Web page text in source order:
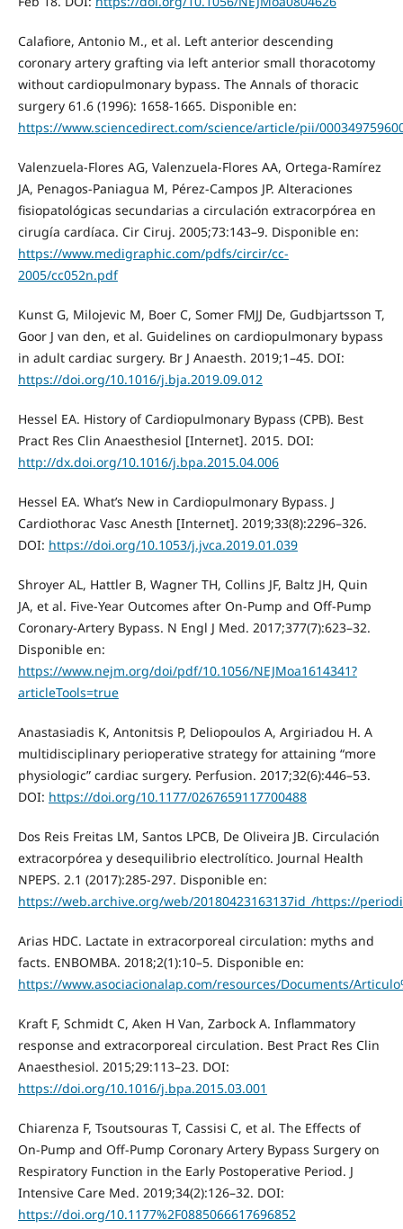
Calafiore, Antonio M., et al. Left anterior descending
coronary artery grafting via left anterior small thoracotomy
without cardiopulmonary bypass. The Annals of thoracic
surgery 61.6 (1996): 1658-1665. Disponible en:
https://www.sciencedirect.com/science/article/pii/
Valenzuela-Flores AG, Valenzuela-Flores AA, Ortega-Ramírez
JA, Penagos-Paniagua M, Pérez-Campos JP. Alteraciones
fisiopatológicas secundarias a circulación extracorpórea en
cirugía cardíaca. Cir Ciruj. 2005;73:143–9. Disponible en:
https://www.medigraphic.com/pdfs/circir/cc-
2005/cc052n.pdf
Kunst G, Milojevic M, Boer C, Somer FMJJ De, Gudbjartsson T,
Goor J van den, et al. Guidelines on cardiopulmonary bypass
in adult cardiac surgery. Br J Anaesth. 2019;1–45. DOI:
https://doi.org/10.1016/j.bja.2019.09.012
Hessel EA. History of Cardiopulmonary Bypass (CPB). Best
Pract Res Clin Anaesthesiol [Internet]. 2015. DOI:
http://dx.doi.org/10.1016/j.bpa.2015.04.006
Hessel EA. What’s New in Cardiopulmonary Bypass. J
Cardiothorac Vasc Anesth [Internet]. 2019;33(8):2296–326.
DOI: https://doi.org/10.1053/j.jvca.2019.01.039
Shroyer AL, Hattler B, Wagner TH, Collins JF, Baltz JH, Quin
JA, et al. Five-Year Outcomes after On-Pump and Off-Pump
Coronary-Artery Bypass. N Engl J Med. 2017;377(7):623–32.
Disponible en:
https://www.nejm.org/doi/pdf/10.1056/NEJMoa1614341?
articleTools=true
Anastasiadis K, Antonitsis P, Deliopoulos A, Argiriadou H. A
multidisciplinary perioperative strategy for attaining “more
physiologic” cardiac surgery. Perfusion. 2017;32(6):446–53.
DOI: https://doi.org/10.1177/0267659117700488
Dos Reis Freitas LM, Santos LPCB, De Oliveira JB. Circulación
extracorpórea y desequilibrio electrolítico. Journal Health
NPEPS. 2.1 (2017):285-297. Disponible en:
https://web.archive.org/web/20180423163137id_/https://
Arias HDC. Lactate in extracorporeal circulation: myths and
facts. ENBOMBA. 2018;2(1):10–5. Disponible en:
https://www.asociacionalap.com/resources/Documents/
Kraft F, Schmidt C, Aken H Van, Zarbock A. Inflammatory
response and extracorporeal circulation. Best Pract Res Clin
Anaesthesiol. 2015;29:113–23. DOI:
https://doi.org/10.1016/j.bpa.2015.03.001
Chiarenza F, Tsoutsouras T, Cassisi C, et al. The Effects of
On-Pump and Off-Pump Coronary Artery Bypass Surgery on
Respiratory Function in the Early Postoperative Period. J
Intensive Care Med. 2019;34(2):126–32. DOI:
https://doi.org/10.1177%2F0885066617696852